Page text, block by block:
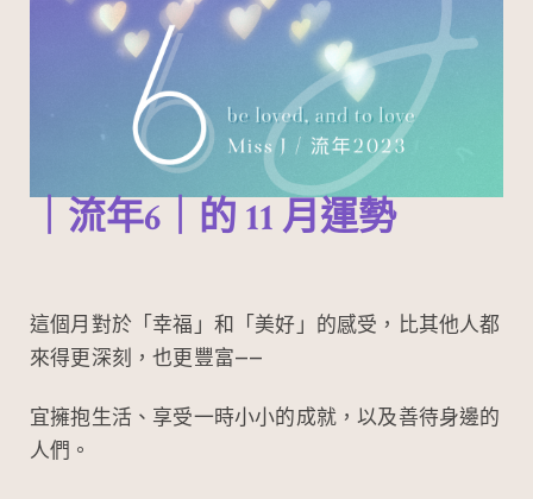
｜流年6｜的 11月運勢
這個月對於「幸福」和「美好」的感受，比其他人都
來得更深刻，也更豐富——
宜擁抱生活、享受一時小小的成就，以及善待身邊的
人們。